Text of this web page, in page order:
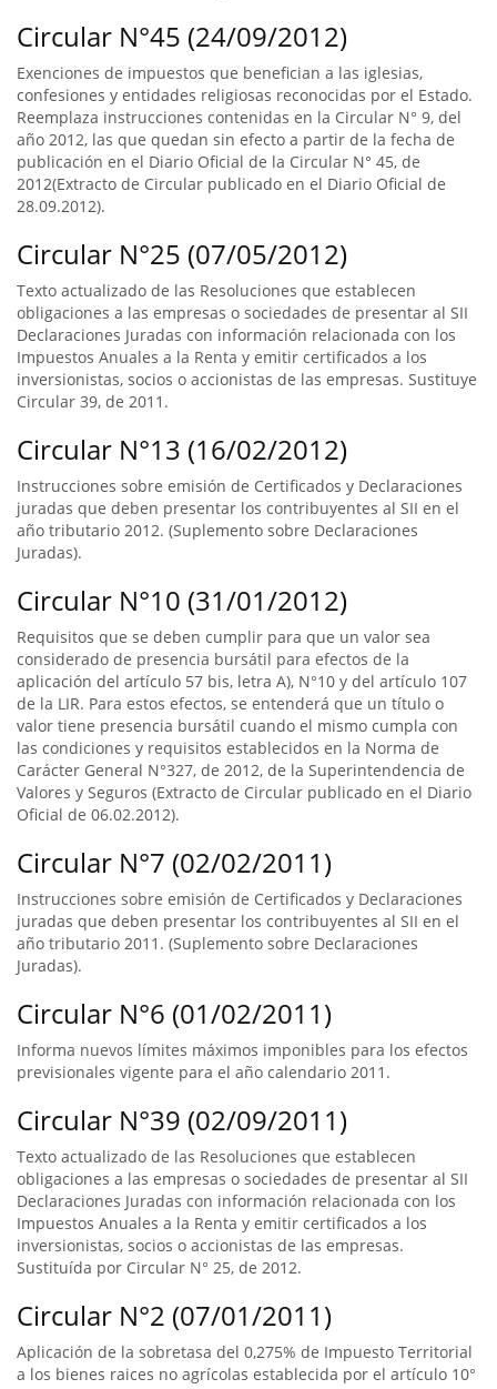
Circular N°45 (24/09/2012)
Exenciones de impuestos que benefician a las iglesias,
confesiones y entidades religiosas reconocidas por el Estado.
Reemplaza instrucciones contenidas en la Circular N° 9, del
año 2012, las que quedan sin efecto a partir de la fecha de
publicación en el Diario Oficial de la Circular N° 45, de
2012(Extracto de Circular publicado en el Diario Oficial de
28.09.2012).
Circular N°25 (07/05/2012)
Texto actualizado de las Resoluciones que establecen
obligaciones a las empresas o sociedades de presentar al SII
Declaraciones Juradas con información relacionada con los
Impuestos Anuales a la Renta y emitir certificados a los
inversionistas, socios o accionistas de las empresas. Sustituye
Circular 39, de 2011.
Circular N°13 (16/02/2012)
Instrucciones sobre emisión de Certificados y Declaraciones
juradas que deben presentar los contribuyentes al SII en el
año tributario 2012. (Suplemento sobre Declaraciones
Juradas).
Circular N°10 (31/01/2012)
Requisitos que se deben cumplir para que un valor sea
considerado de presencia bursátil para efectos de la
aplicación del artículo 57 bis, letra A), N°10 y del artículo 107
de la LIR. Para estos efectos, se entenderá que un título o
valor tiene presencia bursátil cuando el mismo cumpla con
las condiciones y requisitos establecidos en la Norma de
Carácter General N°327, de 2012, de la Superintendencia de
Valores y Seguros (Extracto de Circular publicado en el Diario
Oficial de 06.02.2012).
Circular N°7 (02/02/2011)
Instrucciones sobre emisión de Certificados y Declaraciones
juradas que deben presentar los contribuyentes al SII en el
año tributario 2011. (Suplemento sobre Declaraciones
Juradas).
Circular N°6 (01/02/2011)
Informa nuevos límites máximos imponibles para los efectos
previsionales vigente para el año calendario 2011.
Circular N°39 (02/09/2011)
Texto actualizado de las Resoluciones que establecen
obligaciones a las empresas o sociedades de presentar al SII
Declaraciones Juradas con información relacionada con los
Impuestos Anuales a la Renta y emitir certificados a los
inversionistas, socios o accionistas de las empresas.
Sustituída por Circular N° 25, de 2012.
Circular N°2 (07/01/2011)
Aplicación de la sobretasa del 0,275% de Impuesto Territorial
a los bienes raices no agrícolas establecida por el artículo 10°